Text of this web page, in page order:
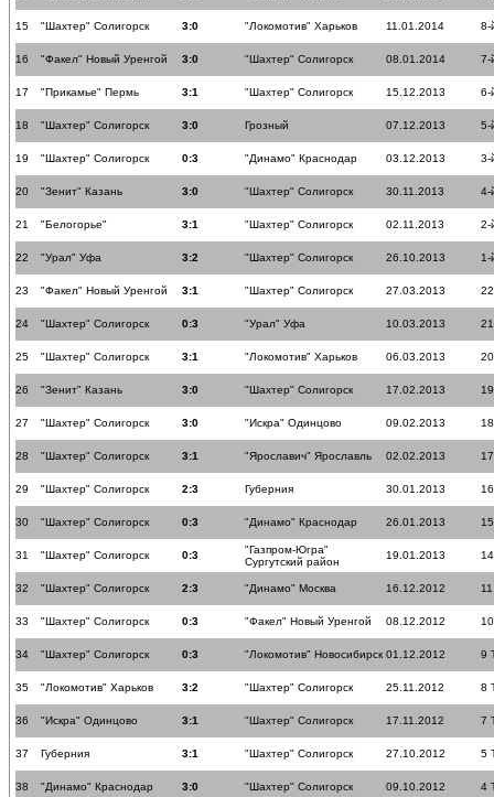
15 "Шахтер" Солигорск 3:0 "Локомотив" Харьков 11.01.2014 8-
16 "Факел" Новый Уренгой 3:0 "Шахтер" Солигорск 08.01.2014 7-
17 "Прикамье" Пермь 3:1 "Шахтер" Солигорск 15.12.2013 6-
18 "Шахтер" Солигорск 3:0 Грозный 07.12.2013 5-
19 "Шахтер" Солигорск 0:3 "Динамо" Краснодар 03.12.2013 3-
20 "Зенит" Казань 3:0 "Шахтер" Солигорск 30.11.2013 4-
21 "Белогорье" 3:1 "Шахтер" Солигорск 02.11.2013 2-
22 "Урал" Уфа 3:2 "Шахтер" Солигорск 26.10.2013 1-
23 "Факел" Новый Уренгой 3:1 "Шахтер" Солигорск 27.03.2013
24 "Шахтер" Солигорск 0:3 "Урал" Уфа 10.03.2013
25 "Шахтер" Солигорск 3:1 "Локомотив" Харьков 06.03.2013
26 "Зенит" Казань 3:0 "Шахтер" Солигорск 17.02.2013
27 "Шахтер" Солигорск 3:0 "Искра" Одинцово 09.02.2013
28 "Шахтер" Солигорск 3:1 "Ярославич" Ярославль 02.02.2013
29 "Шахтер" Солигорск 2:3 Губерния 30.01.2013
30 "Шахтер" Солигорск 0:3 "Динамо" Краснодар 26.01.2013
31 "Шахтер" Солигорск 0:3
"Газпром-Югра"
Сургутский район
19.01.2013
32 "Шахтер" Солигорск 2:3 "Динамо" Москва 16.12.2012
33 "Шахтер" Солигорск 0:3 "Факел" Новый Уренгой 08.12.2012
34 "Шахтер" Солигорск 0:3 "Локомотив" Новосибирск 01.12.2012 9
35 "Локомотив" Харьков 3:2 "Шахтер" Солигорск 25.11.2012 8
36 "Искра" Одинцово 3:1 "Шахтер" Солигорск 17.11.2012 7
37 Губерния 3:1 "Шахтер" Солигорск 27.10.2012 5
38 "Динамо" Краснодар 3:0 "Шахтер" Солигорск 09.10.2012 4